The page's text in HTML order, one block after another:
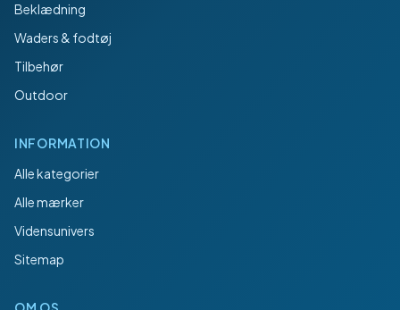
Beklædning
Waders & fodtøj
Tilbehør
Outdoor
INFORMATION
Alle kategorier
Alle mærker
Vidensunivers
Sitemap